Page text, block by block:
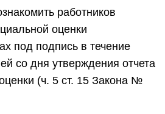
работников
оценки
под подпись в течение
со дня утверждения отчета
(ч. 5 ст. 15 Закона №